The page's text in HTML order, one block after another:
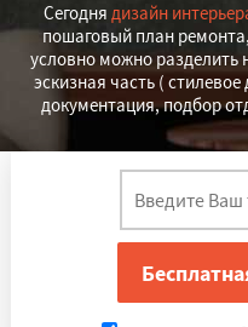
Сегодня дизайн
пошаговый план
условно можно разделить
эскизная часть (
документация, подбор